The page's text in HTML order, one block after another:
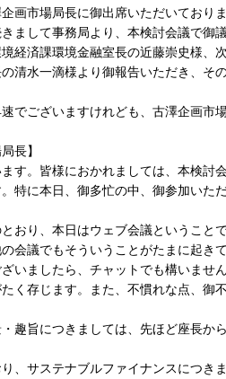
画市場局長に御出席いただいており
まして事務局より、本検討会議で御
経済課環境金融室長の近藤崇史様、
清水一滴様より御報告いただき、そ
でございますけれども、古澤企画市
局長】
す。皆様におかれましては、本検討
特に本日、御多忙の中、御参加いた
おり、本日はウェブ会議ということ
会議でもそういうことがたまに起き
いましたら、チャットでも構いませ
く存じます。また、不慣れな点、御
趣旨につきましては、先ほど座長か
、サステナブルファイナンスにつき